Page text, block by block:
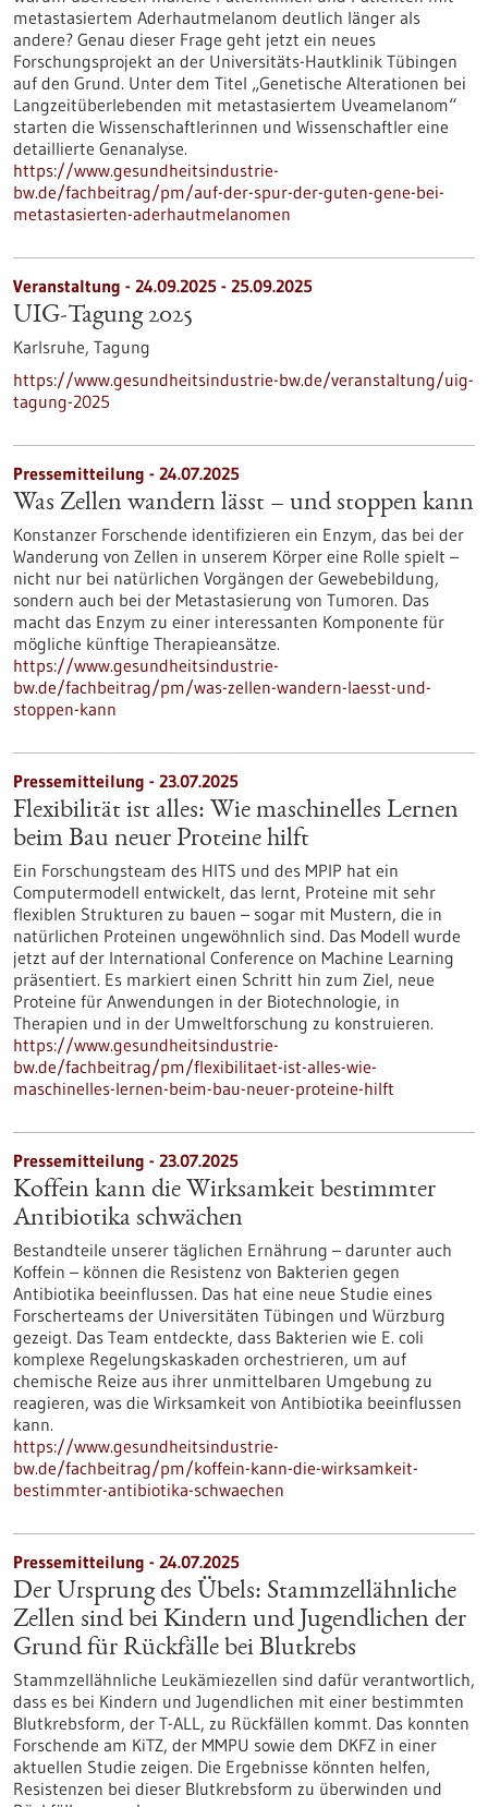
metastasiertem Aderhautmelanom deutlich länger als
andere? Genau dieser Frage geht jetzt ein neues
Forschungsprojekt an der Universitäts-Hautklinik Tübingen
auf den Grund. Unter dem Titel „Genetische Alterationen bei
Langzeitüberlebenden mit metastasiertem Uveamelanom“
starten die Wissenschaftlerinnen und Wissenschaftler eine
detaillierte Genanalyse.
https://www.gesundheitsindustrie-
bw.de/fachbeitrag/pm/auf-der-spur-der-guten-gene-bei-
metastasierten-aderhautmelanomen
Veranstaltung - 24.09.2025 - 25.09.2025
UIG-Tagung 2025
Karlsruhe, Tagung
https://www.gesundheitsindustrie-bw.de/veranstaltung/uig-
tagung-2025
Pressemitteilung - 24.07.2025
Was Zellen wandern lässt – und stoppen kann
Konstanzer Forschende identifizieren ein Enzym, das bei der
Wanderung von Zellen in unserem Körper eine Rolle spielt –
nicht nur bei natürlichen Vorgängen der Gewebebildung,
sondern auch bei der Metastasierung von Tumoren. Das
macht das Enzym zu einer interessanten Komponente für
mögliche künftige Therapieansätze.
https://www.gesundheitsindustrie-
bw.de/fachbeitrag/pm/was-zellen-wandern-laesst-und-
stoppen-kann
Pressemitteilung - 23.07.2025
Flexibilität ist alles: Wie maschinelles Lernen
beim Bau neuer Proteine hilft
Ein Forschungsteam des HITS und des MPIP hat ein
Computermodell entwickelt, das lernt, Proteine mit sehr
flexiblen Strukturen zu bauen – sogar mit Mustern, die in
natürlichen Proteinen ungewöhnlich sind. Das Modell wurde
jetzt auf der International Conference on Machine Learning
präsentiert. Es markiert einen Schritt hin zum Ziel, neue
Proteine für Anwendungen in der Biotechnologie, in
Therapien und in der Umweltforschung zu konstruieren.
https://www.gesundheitsindustrie-
bw.de/fachbeitrag/pm/flexibilitaet-ist-alles-wie-
maschinelles-lernen-beim-bau-neuer-proteine-hilft
Pressemitteilung - 23.07.2025
Koffein kann die Wirksamkeit bestimmter
Antibiotika schwächen
Bestandteile unserer täglichen Ernährung – darunter auch
Koffein – können die Resistenz von Bakterien gegen
Antibiotika beeinflussen. Das hat eine neue Studie eines
Forscherteams der Universitäten Tübingen und Würzburg
gezeigt. Das Team entdeckte, dass Bakterien wie E. coli
komplexe Regelungskaskaden orchestrieren, um auf
chemische Reize aus ihrer unmittelbaren Umgebung zu
reagieren, was die Wirksamkeit von Antibiotika beeinflussen
kann.
https://www.gesundheitsindustrie-
bw.de/fachbeitrag/pm/koffein-kann-die-wirksamkeit-
bestimmter-antibiotika-schwaechen
Pressemitteilung - 24.07.2025
Der Ursprung des Übels: Stammzellähnliche
Zellen sind bei Kindern und Jugendlichen der
Grund für Rückfälle bei Blutkrebs
Stammzellähnliche Leukämiezellen sind dafür verantwortlich,
dass es bei Kindern und Jugendlichen mit einer bestimmten
Blutkrebsform, der T-ALL, zu Rückfällen kommt. Das konnten
Forschende am KiTZ, der MMPU sowie dem DKFZ in einer
aktuellen Studie zeigen. Die Ergebnisse könnten helfen,
Resistenzen bei dieser Blutkrebsform zu überwinden und